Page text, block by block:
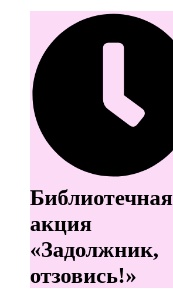
Библиотечная
акция
«Задолжник,
отзовись!»